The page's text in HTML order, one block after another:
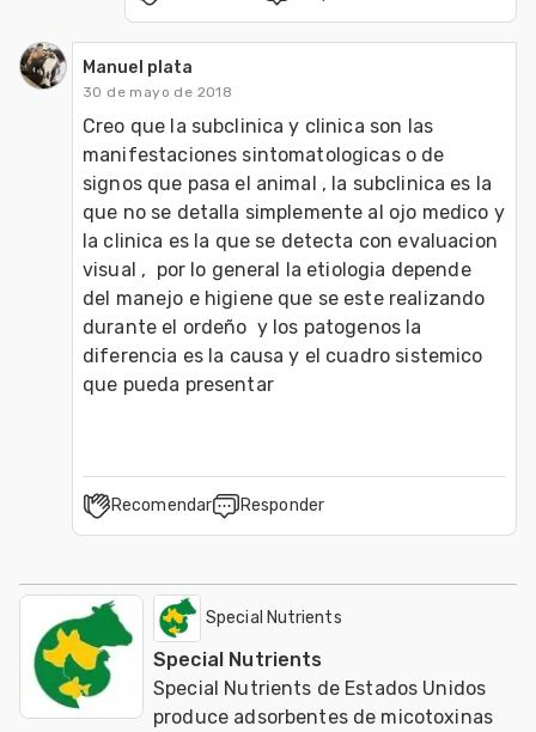
Manuel plata
30 de mayo de 2018
Creo que la subclinica y clinica son las
manifestaciones sintomatologicas o de
signos que pasa el animal , la subclinica es la
que no se detalla simplemente al ojo medico y
la clinica es la que se detecta con evaluacion
visual ,  por lo general la etiologia depende
del manejo e higiene que se este realizando
durante el ordeño  y los patogenos la
diferencia es la causa y el cuadro sistemico
que pueda presentar
Recomendar Responder
Special Nutrients
Special Nutrients
Special Nutrients de Estados Unidos
produce adsorbentes de micotoxinas